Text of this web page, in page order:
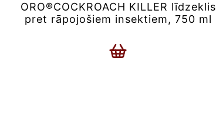
ORO®COCKROACH KILLER līdzeklis
pret rāpojošiem insektiem, 750 ml